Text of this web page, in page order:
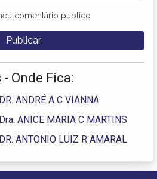
comentário público
Onde Fica:
DR. ANDRÉ A C VIANNA
Dra. ANICE MARIA C MARTINS
DR. ANTONIO LUIZ R AMARAL